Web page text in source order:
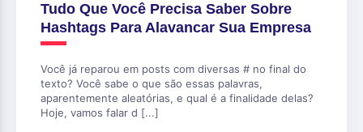
Tudo Que Você Precisa Saber Sobre
Hashtags Para Alavancar Sua Empresa
Você já reparou em posts com diversas # no final do
texto? Você sabe o que são essas palavras,
aparentemente aleatórias, e qual é a finalidade delas?
Hoje, vamos falar d [...]